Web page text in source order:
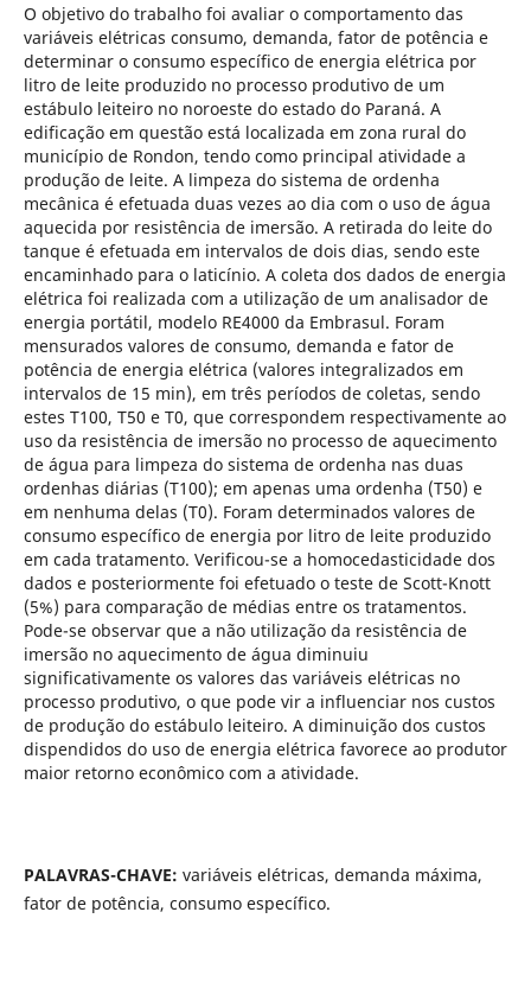
O objetivo do trabalho foi avaliar o comportamento das
variáveis elétricas consumo, demanda, fator de potência e
determinar o consumo específico de energia elétrica por
litro de leite produzido no processo produtivo de um
estábulo leiteiro no noroeste do estado do Paraná. A
edificação em questão está localizada em zona rural do
município de Rondon, tendo como principal atividade a
produção de leite. A limpeza do sistema de ordenha
mecânica é efetuada duas vezes ao dia com o uso de água
aquecida por resistência de imersão. A retirada do leite do
tanque é efetuada em intervalos de dois dias, sendo este
encaminhado para o laticínio. A coleta dos dados de energia
elétrica foi realizada com a utilização de um analisador de
energia portátil, modelo RE4000 da Embrasul. Foram
mensurados valores de consumo, demanda e fator de
potência de energia elétrica (valores integralizados em
intervalos de 15 min), em três períodos de coletas, sendo
estes T100, T50 e T0, que correspondem respectivamente ao
uso da resistência de imersão no processo de aquecimento
de água para limpeza do sistema de ordenha nas duas
ordenhas diárias (T100); em apenas uma ordenha (T50) e
em nenhuma delas (T0). Foram determinados valores de
consumo específico de energia por litro de leite produzido
em cada tratamento. Verificou-se a homocedasticidade dos
dados e posteriormente foi efetuado o teste de Scott-Knott
(5%) para comparação de médias entre os tratamentos.
Pode-se observar que a não utilização da resistência de
imersão no aquecimento de água diminuiu
significativamente os valores das variáveis elétricas no
processo produtivo, o que pode vir a influenciar nos custos
de produção do estábulo leiteiro. A diminuição dos custos
dispendidos do uso de energia elétrica favorece ao produtor
maior retorno econômico com a atividade.
PALAVRAS-CHAVE: variáveis elétricas, demanda máxima,
fator de potência, consumo específico.